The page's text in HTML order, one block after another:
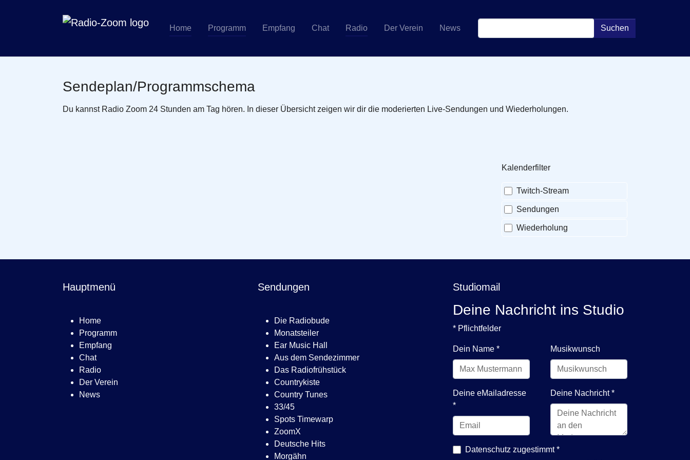
Home Programm(current)Empfang Chat Radio Der Verein News Suchen
Sendeplan/Programmschema
Du kannst Radio Zoom 24 Stunden am Tag hören. In dieser Übersicht zeigen wir dir die moderierten Live-Sendungen und Wiederholungen.
Kalenderfilter
Twitch-Stream
Sendungen
Wiederholung
Hauptmenü
Home
Programm
Empfang
Chat
Radio
Der Verein
News
Sendungen
Die Radiobude
Monatsteiler
Ear Music Hall
Aus dem Sendezimmer
Das Radiofrühstück
Countrykiste
Country Tunes
33/45
Spots Timewarp
ZoomX
Deutsche Hits
Morgähn
Studiomail
Deine Nachricht ins Studio
* Pflichtfelder
Dein Name *
Deine eMailadresse
*
Musikwunsch
Deine Nachricht*
Datenschutz zugestimmt*